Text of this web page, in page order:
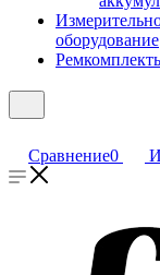
оборудование
Сравнение0